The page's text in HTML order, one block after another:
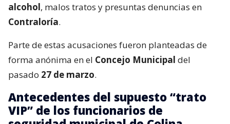
alcohol, malos tratos y presuntas denuncias en
Contraloría.
Parte de estas acusaciones fueron planteadas de
forma anónima en el Concejo Municipal del
pasado 27 de marzo.
Antecedentes del supuesto “trato
VIP” de los funcionarios de